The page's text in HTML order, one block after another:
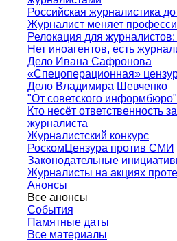
Российская журналистика
Журналист меняет
Релокация для журналистов:
Нет иноагентов, есть
Дело Ивана Сафронова
«Спецоперационная»
Дело Владимира Шевченко
"От советского информбюро"
Кто несёт ответственность
журналиста
Журналистский конкурс
РоскомЦензура против СМИ
Законодательные
Журналисты на акциях
Анонсы
Все анонсы
События
Памятные даты
Все материалы